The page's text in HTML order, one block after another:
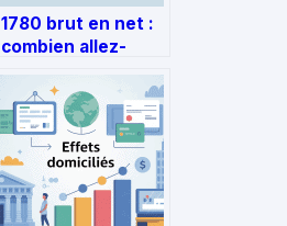
1780 brut en net :
combien allez-
vous réellement
toucher ?